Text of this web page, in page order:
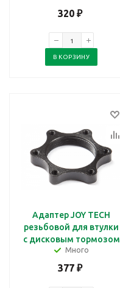
320 ₽
В КОРЗИНУ
Адаптер JOY TECH
резьбовой для втулки
с дисковым тормозом
Много
377 ₽